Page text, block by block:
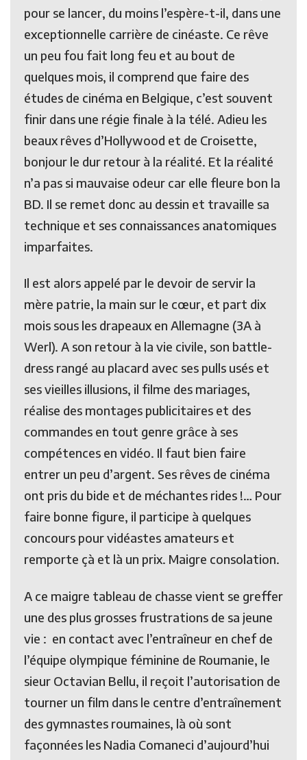
pour se lancer, du moins l’espère-t-il, dans une
exceptionnelle carrière de cinéaste. Ce rêve
un peu fou fait long feu et au bout de
quelques mois, il comprend que faire des
études de cinéma en Belgique, c’est souvent
finir dans une régie finale à la télé. Adieu les
beaux rêves d’Hollywood et de Croisette,
bonjour le dur retour à la réalité. Et la réalité
n’a pas si mauvaise odeur car elle fleure bon la
BD. Il se remet donc au dessin et travaille sa
technique et ses connaissances anatomiques
imparfaites.
Il est alors appelé par le devoir de servir la
mère patrie, la main sur le cœur, et part dix
mois sous les drapeaux en Allemagne (3A à
Werl). A son retour à la vie civile, son battle-
dress rangé au placard avec ses pulls usés et
ses vieilles illusions, il filme des mariages,
réalise des montages publicitaires et des
commandes en tout genre grâce à ses
compétences en vidéo. Il faut bien faire
entrer un peu d’argent. Ses rêves de cinéma
ont pris du bide et de méchantes rides !… Pour
faire bonne figure, il participe à quelques
concours pour vidéastes amateurs et
remporte çà et là un prix. Maigre consolation.
A ce maigre tableau de chasse vient se greffer
une des plus grosses frustrations de sa jeune
vie : en contact avec l’entraîneur en chef de
l’équipe olympique féminine de Roumanie, le
sieur Octavian Bellu, il reçoit l’autorisation de
tourner un film dans le centre d’entraînement
des gymnastes roumaines, là où sont
façonnées les Nadia Comaneci d’aujourd’hui